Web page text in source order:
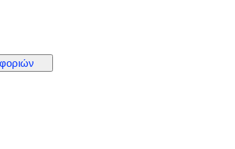
reinterpretation of the classic Jordan 1 Mid,
This colorway combines Obsidian, French
for collectors and sneaker enthusiasts seeking a